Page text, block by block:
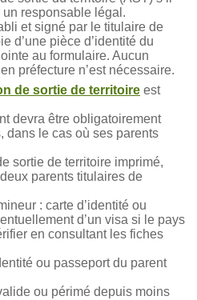
un responsable légal.
et signé par le titulaire de
d’une pièce d’identité du
au formulaire. Aucun
préfecture n’est nécessaire.
de sortie de territoire est
devra être obligatoirement
dans le cas où ses parents
sortie de territoire imprimé,
parents titulaires de
: carte d’identité ou
d’un visa si le pays
en consultant les fiches
ou passeport du parent
ou périmé depuis moins